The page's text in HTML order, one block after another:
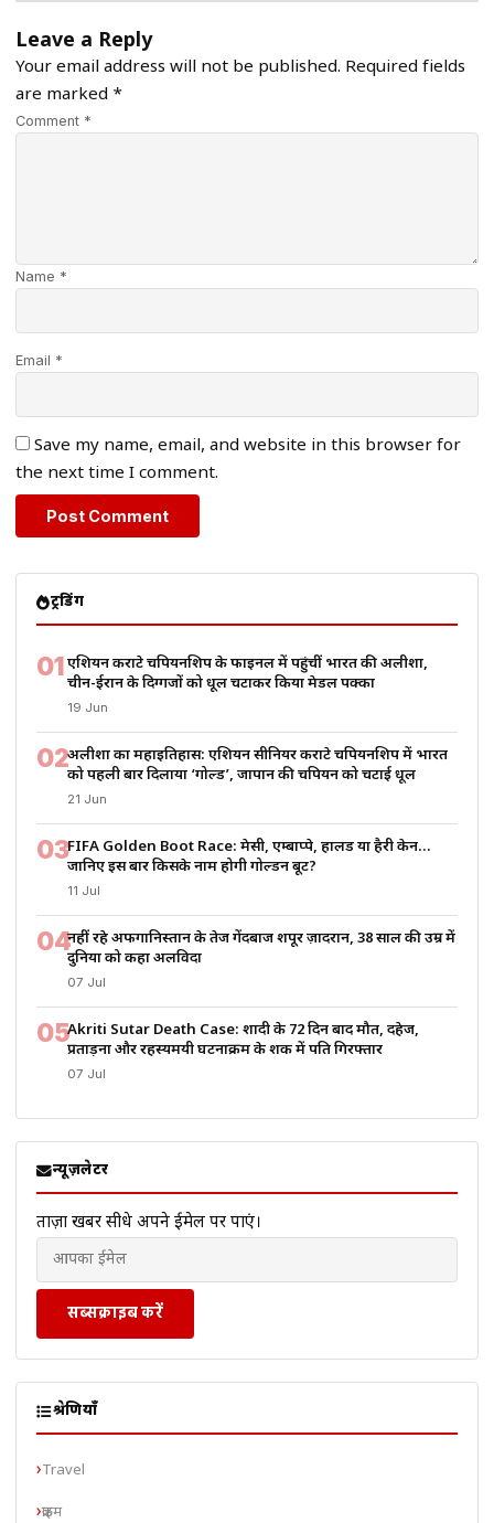
Leave a Reply
Your email address will not be published. Required fields
are marked *
Comment *
Name *
Email *
Save my name, email, and website in this browser for
the next time I comment.
ट्रेंडिंग
01एशियन कराटे चैंपियनशिप के फाइनल में पहुंचीं भारत की अलीशा,
चीन-ईरान के दिग्गजों को धूल चटाकर किया मेडल पक्का
19 Jun
02अलीशा का महाइतिहास: एशियन सीनियर कराटे चैंपियनशिप में भारत
को पहली बार दिलाया ‘गोल्ड’, जापान की चैंपियन को चटाई धूल
21 Jun
03FIFA Golden Boot Race: मेसी, एम्बाप्पे, हालैंड या हैरी केन…
जानिए इस बार किसके नाम होगी गोल्डन बूट?
11 Jul
04नहीं रहे अफगानिस्तान के तेज गेंदबाज शपूर ज़ादरान, 38 साल की उम्र में
दुनिया को कहा अलविदा
07 Jul
05Akriti Sutar Death Case: शादी के 72 दिन बाद मौत, दहेज,
प्रताड़ना और रहस्यमयी घटनाक्रम के शक में पति गिरफ्तार
07 Jul
न्यूज़लेटर
ताज़ा खबरें सीधे अपने ईमेल पर पाएं।
सब्सक्राइब करें
श्रेणियाँ
Travel
क्राइम